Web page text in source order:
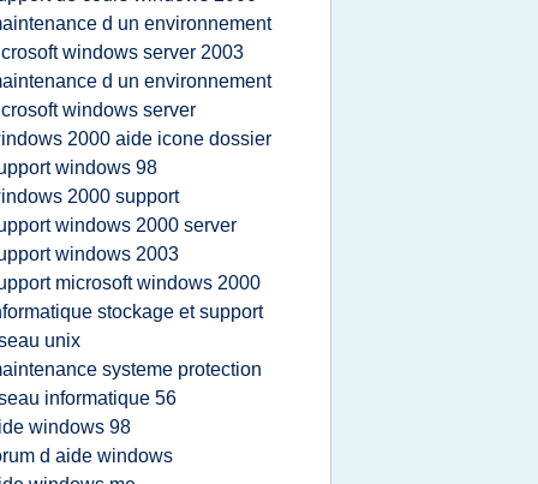
d un environnement
windows server 2003
d un environnement
windows server
2000 aide icone dossier
windows 98
2000 support
windows 2000 server
windows 2003
microsoft windows 2000
stockage et support
unix
systeme protection
informatique 56
windows 98
d aide windows